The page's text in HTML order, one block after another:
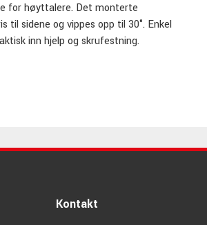
for høyttalere. Det monterte
til sidene og vippes opp til 30°. Enkel
inn hjelp og skrufestning.
enkel montering med praktisk inn
Kontakt